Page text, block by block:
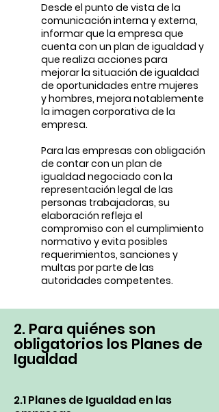
Desde el punto de vista de la
comunicación interna y externa,
informar que la empresa que
cuenta con un plan de igualdad y
que realiza acciones para
mejorar la situación de igualdad
de oportunidades entre mujeres
y hombres, mejora notablemente
la imagen corporativa de la
empresa.
Para las empresas con obligación
de contar con un plan de
igualdad negociado con la
representación legal de las
personas trabajadoras, su
elaboración refleja el
compromiso con el cumplimiento
normativo y evita posibles
requerimientos, sanciones y
multas por parte de las
autoridades competentes.
2. Para quiénes son
obligatorios los Planes de
Igualdad
2.1 Planes de Igualdad en las